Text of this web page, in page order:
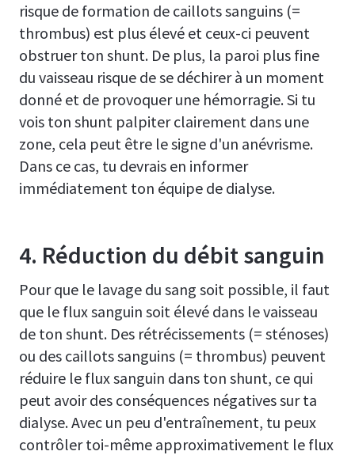
risque de formation de caillots sanguins (=
thrombus) est plus élevé et ceux-ci peuvent
obstruer ton shunt. De plus, la paroi plus fine
du vaisseau risque de se déchirer à un moment
donné et de provoquer une hémorragie. Si tu
vois ton shunt palpiter clairement dans une
zone, cela peut être le signe d'un anévrisme.
Dans ce cas, tu devrais en informer
immédiatement ton équipe de dialyse.
4. Réduction du débit sanguin
Pour que le lavage du sang soit possible, il faut
que le flux sanguin soit élevé dans le vaisseau
de ton shunt. Des rétrécissements (= sténoses)
ou des caillots sanguins (= thrombus) peuvent
réduire le flux sanguin dans ton shunt, ce qui
peut avoir des conséquences négatives sur ta
dialyse. Avec un peu d'entraînement, tu peux
contrôler toi-même approximativement le flux